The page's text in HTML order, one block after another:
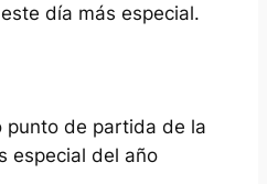
día más especial.
punto de partida de la
especial del año